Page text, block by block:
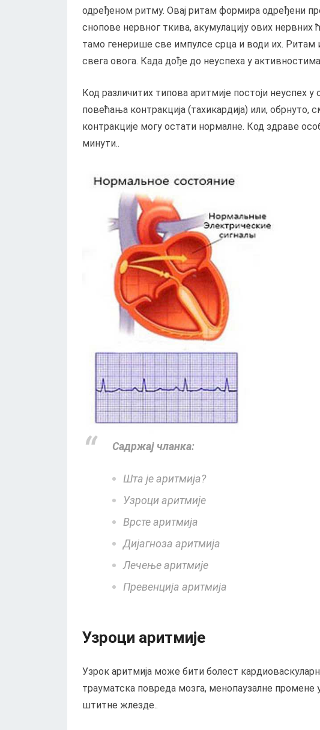
одређеном ритму. Овај ритам формира одређени
снопове нервног ткива, акумулацију ових нервних
тамо генерише све импулсе срца и води их. Ритам
свега овога. Када дође до неуспеха у
Код различитих типова аритмије постоји неуспех
повећања контракција (тахикардија) или, обрнуто,
контракције могу остати нормалне. Код здраве
минути..
Садржај чланка:
Шта је аритмија?
Узроци аритмије
Врсте аритмија
Дијагноза аритмија
Лечење аритмије
Превенција аритмија
Узроци аритмије
Узрок аритмија може бити болест
трауматска повреда мозга, менопаузалне
штитне жлезде..